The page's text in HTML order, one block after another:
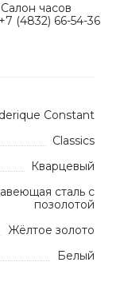
часов
(4832) 66-54-36
Constant
Classics
Кварцевый
сталь с
позолотой
Жёлтое золото
Белый